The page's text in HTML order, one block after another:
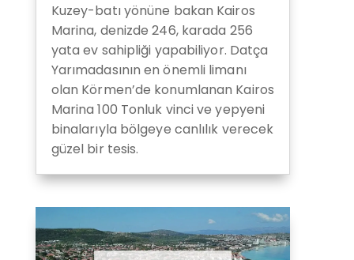
Kuzey-batı yönüne bakan Kairos
Marina, denizde 246, karada 256
yata ev sahipliği yapabiliyor. Datça
Yarımadasının en önemli limanı
olan Körmen’de konumlanan Kairos
Marina 100 Tonluk vinci ve yepyeni
binalarıyla bölgeye canlılık verecek
güzel bir tesis.